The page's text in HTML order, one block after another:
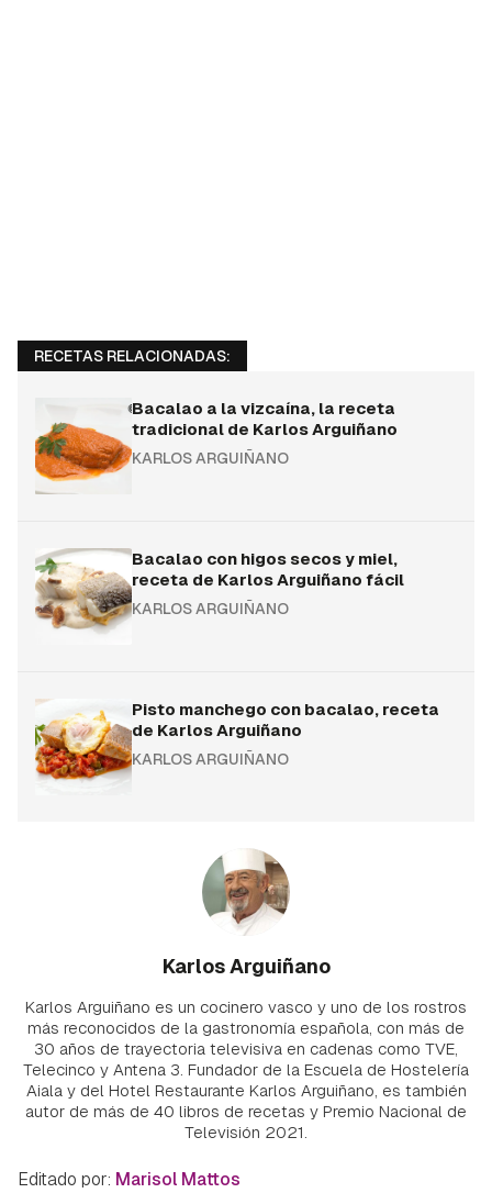
RECETAS RELACIONADAS:
Bacalao a la vizcaína, la receta
tradicional de Karlos Arguiñano
KARLOS ARGUIÑANO
Bacalao con higos secos y miel,
receta de Karlos Arguiñano fácil
KARLOS ARGUIÑANO
Pisto manchego con bacalao, receta
de Karlos Arguiñano
KARLOS ARGUIÑANO
Karlos Arguiñano
Karlos Arguiñano es un cocinero vasco y uno de los rostros
más reconocidos de la gastronomía española, con más de
30 años de trayectoria televisiva en cadenas como TVE,
Telecinco y Antena 3. Fundador de la Escuela de Hostelería
Aiala y del Hotel Restaurante Karlos Arguiñano, es también
autor de más de 40 libros de recetas y Premio Nacional de
Televisión 2021.
Editado por: Marisol Mattos